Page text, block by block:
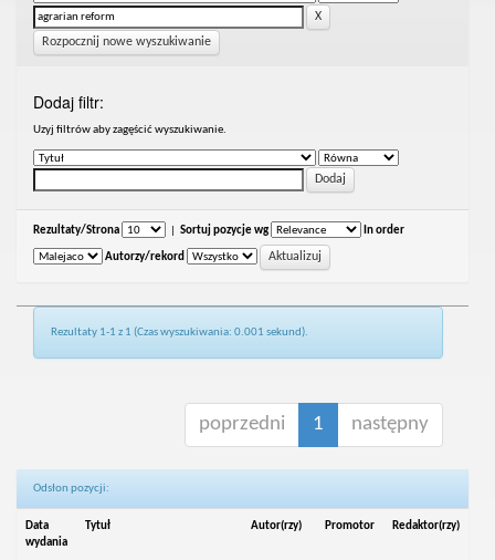
Rozpocznij nowe wyszukiwanie
Dodaj filtr:
Uzyj filtrów aby zagęścić wyszukiwanie.
Rezultaty/Strona Sortuj pozycje wg In order
Autorzy/rekord
Rezultaty 1-1 z 1 (Czas wyszukiwania: 0.001 sekund).
poprzedni 1 następny
Odsłon pozycji:
Data
wydania
Tytuł Autor(rzy) Promotor Redaktor(rzy)